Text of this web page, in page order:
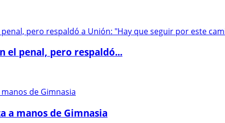
el penal, pero respaldó...
a manos de Gimnasia